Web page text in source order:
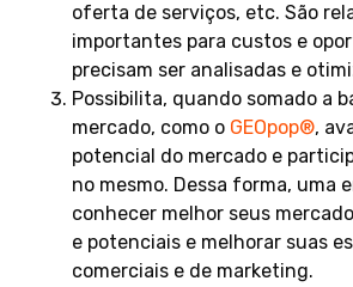
oferta de serviços, etc. São
importantes para custos e
precisam ser analisadas e
Possibilita, quando somado a
mercado, como o GEOpop®,
potencial do mercado e
no mesmo. Dessa forma, uma
conhecer melhor seus
e potenciais e melhorar suas
comerciais e de marketing.